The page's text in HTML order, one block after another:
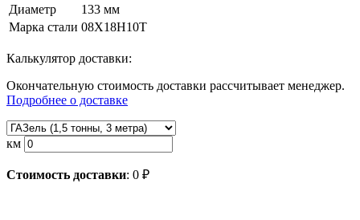
Диаметр
133 мм
Марка стали 08Х18Н10Т
Калькулятор доставки:
Окончательную стоимость доставки рассчитывает менеджер.
Подробнее о доставке
км
Стоимость доставки: 0 ₽